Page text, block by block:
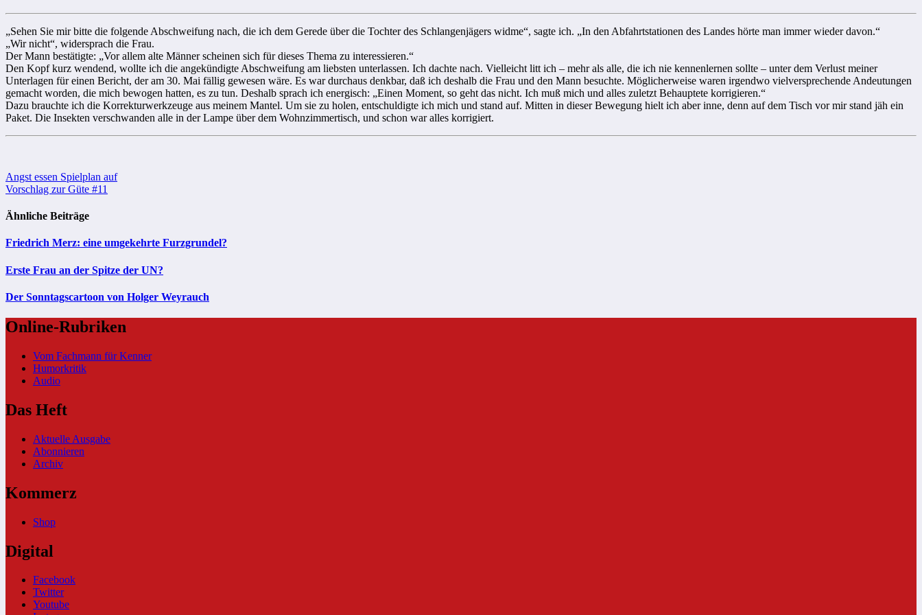
„Sehen Sie mir bitte die folgende Abschweifung nach, die ich dem Gerede über die Tochter des Schlangenjägers widme“, sagte ich. „In den Abfahrtstationen des Landes hörte man immer wieder davon.“
„Wir nicht“, widersprach die Frau.
Der Mann bestätigte: „Vor allem alte Männer scheinen sich für dieses Thema zu interessieren.“
Den Kopf kurz wendend, wollte ich die angekündigte Abschweifung am liebsten unterlassen. Ich dachte nach. Vielleicht litt ich – mehr als alle, die ich nie kennenlernen sollte – unter dem Verlust meiner
Unterlagen für einen Bericht, der am 30. Mai fällig gewesen wäre. Es war durchaus denkbar, daß ich deshalb die Frau und den Mann besuchte. Möglicherweise waren irgendwo vielversprechende Andeutungen
gemacht worden, die mich bewogen hatten, es zu tun. Deshalb sprach ich energisch: „Einen Moment, so geht das nicht. Ich muß mich und alles zuletzt Behauptete korrigieren.“
Dazu brauchte ich die Korrekturwerkzeuge aus meinem Mantel. Um sie zu holen, entschuldigte ich mich und stand auf. Mitten in dieser Bewegung hielt ich aber inne, denn auf dem Tisch vor mir stand jäh ein
Paket. Die Insekten verschwanden alle in der Lampe über dem Wohnzimmertisch, und schon war alles korrigiert.
Beitragsnavigation
Angst essen Spielplan auf
Vorschlag zur Güte #11
Ähnliche Beiträge
Friedrich Merz: eine umgekehrte Furzgrundel?
Erste Frau an der Spitze der UN?
Der Sonntagscartoon von Holger Weyrauch
Online-Rubriken
Vom Fachmann für Kenner
Humorkritik
Audio
Das Heft
Aktuelle Ausgabe
Abonnieren
Archiv
Kommerz
Shop
Digital
Facebook
Twitter
Youtube